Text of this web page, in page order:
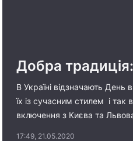
Добра
В Україні відзначають День
їх із сучасним стилем і
включення з Києва та
17:49, 21.05.2020